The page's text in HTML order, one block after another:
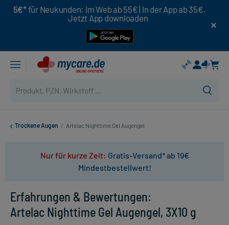
5€* für Neukunden: Im Web ab 55€ | In der App ab 35€.
Jetzt App downloaden
Trockene Augen / Artelac Nighttime Gel Augengel
Nur für kurze Zeit: Gratis-Versand* ab 19€
Mindestbestellwert!
Erfahrungen & Bewertungen:
Artelac Nighttime Gel Augengel, 3X10 g